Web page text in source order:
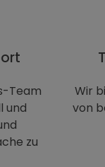
Team
und
zu
Wir
von